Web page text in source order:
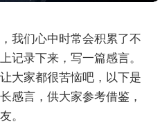
我们心中时常会积累了不
记录下来，写一篇感言。
大家都很苦恼吧，以下是
感言，供大家参考借鉴，
。